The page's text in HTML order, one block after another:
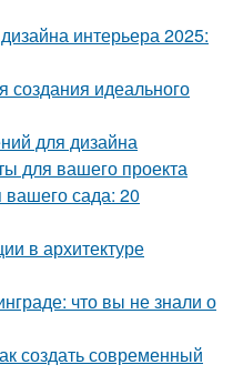
интерьера 2025:
создания идеального
для дизайна
для вашего проекта
сада: 20
в архитектуре
что вы не знали о
создать современный